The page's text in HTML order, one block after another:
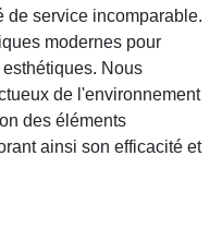
de service incomparable.
modernes pour
Nous
de l'environnement
des éléments
ainsi son efficacité et